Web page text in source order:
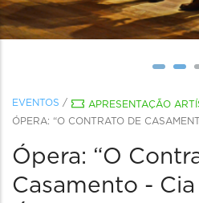
EVENTOS / APRESENTAÇÃO
ÓPERA: “O CONTRATO DE
Ópera: “O
Casamento -